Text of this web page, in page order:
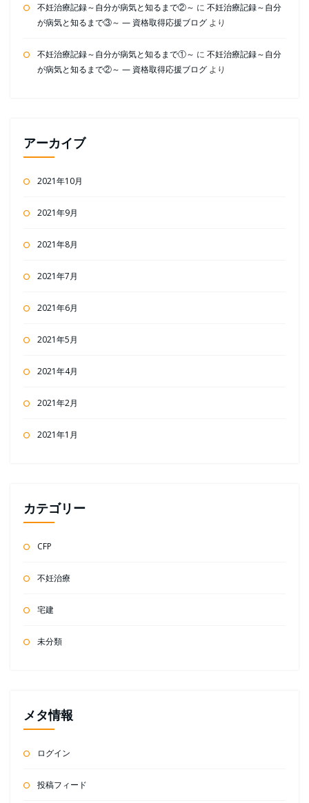
不妊治療記録～自分が病気と知るまで②～ に 不妊治療記録～自分
が病気と知るまで③～ — 資格取得応援ブログより
不妊治療記録～自分が病気と知るまで①～ に 不妊治療記録～自分
が病気と知るまで②～ — 資格取得応援ブログより
アーカイブ
2021年10月
2021年9月
2021年8月
2021年7月
2021年6月
2021年5月
2021年4月
2021年2月
2021年1月
カテゴリー
CFP
不妊治療
宅建
未分類
メタ情報
ログイン
投稿フィード